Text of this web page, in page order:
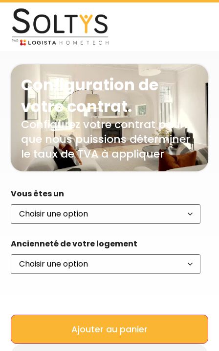
Configuration de
votre contrat.
Configurez votre contrat pour
que nous puissions déterminer
le taux de TVA à appliquer
Vous êtes un
Ancienneté de votre logement
Ajouter au panier